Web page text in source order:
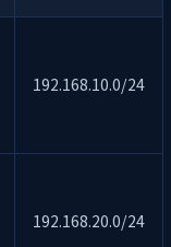
192.168.10.0/24
192.168.20.0/24